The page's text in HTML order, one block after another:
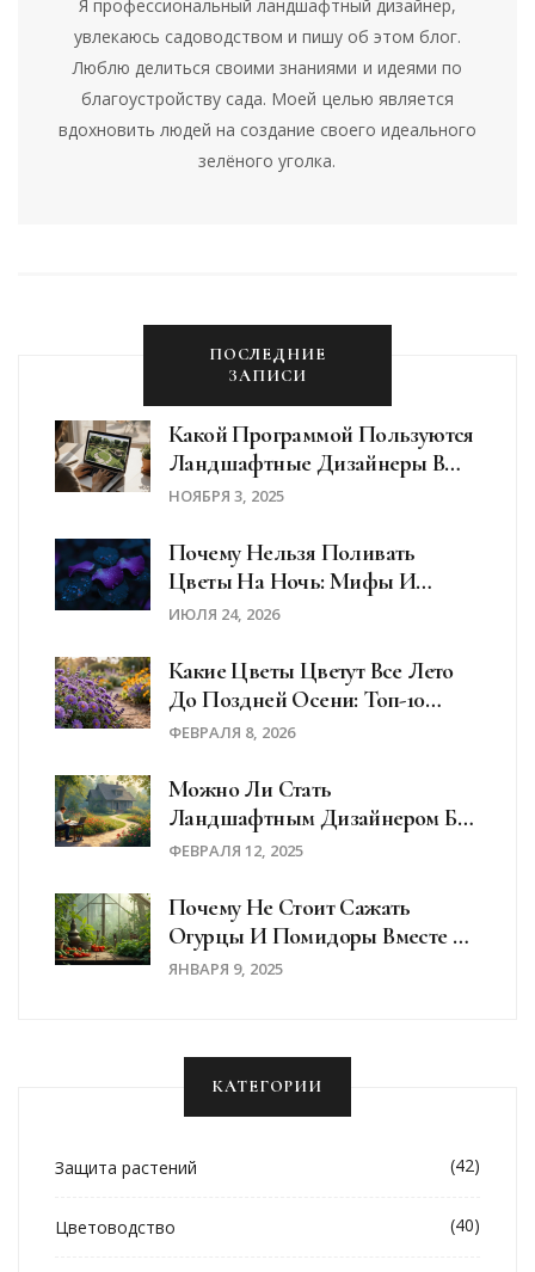
Я профессиональный ландшафтный дизайнер,
увлекаюсь садоводством и пишу об этом блог.
Люблю делиться своими знаниями и идеями по
благоустройству сада. Моей целью является
вдохновить людей на создание своего идеального
зелёного уголка.
ПОСЛЕДНИЕ
ЗАПИСИ
Какой Программой Пользуются
Ландшафтные Дизайнеры В
2025 Году
НОЯБРЯ 3, 2025
Почему Нельзя Поливать
Цветы На Ночь: Мифы И
Реальность
ИЮЛЯ 24, 2026
Какие Цветы Цветут Все Лето
До Поздней Осени: Топ-10
Неприхотливых Сортов Для
ФЕВРАЛЯ 8, 2026
Можно Ли Стать
Ландшафтным Дизайнером Без
Образования?
ФЕВРАЛЯ 12, 2025
Почему Не Стоит Сажать
Огурцы И Помидоры Вместе В
Теплице
ЯНВАРЯ 9, 2025
КАТЕГОРИИ
Защита растений (42)
Цветоводство (40)